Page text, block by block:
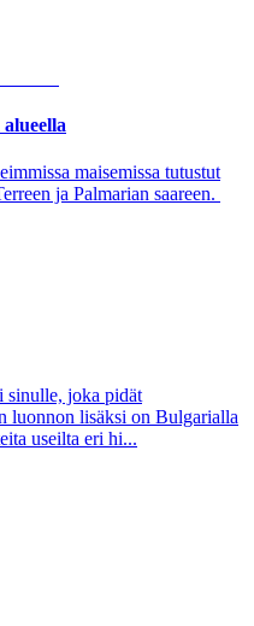
maisemissa tutustut
ja Palmarian saareen.
sinulle, joka pidät
luonnon lisäksi on Bulgarialla
useilta eri hi...